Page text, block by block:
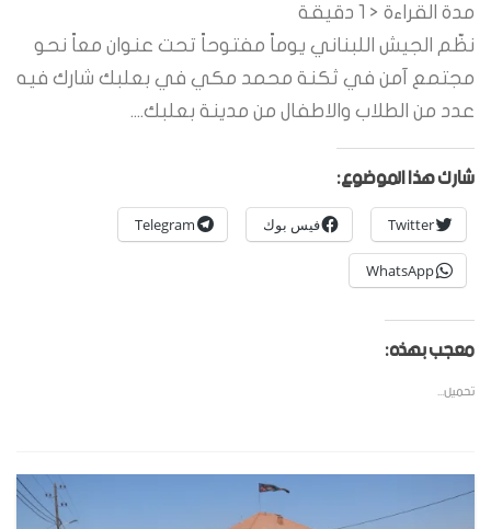
مدة القراءة < 1
دقيقة
نظّم الجيش اللبناني يوماً مفتوحاً تحت عنوان معاً نحو
مجتمع آمن في ثكنة محمد مكي في بعلبك شارك فيه
عدد من الطلاب والاطفال من مدينة بعلبك....
شارك هذا الموضوع:
Twitter فيس بوك Telegram
WhatsApp
معجب بهذه:
تحميل...